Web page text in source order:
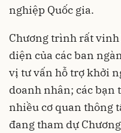
nghiệp Quốc gia.
Chương trình rất vinh
diện của các ban
vị tư vấn hỗ trợ khởi
doanh nhân; các
nhiều cơ quan thông
đang tham dự